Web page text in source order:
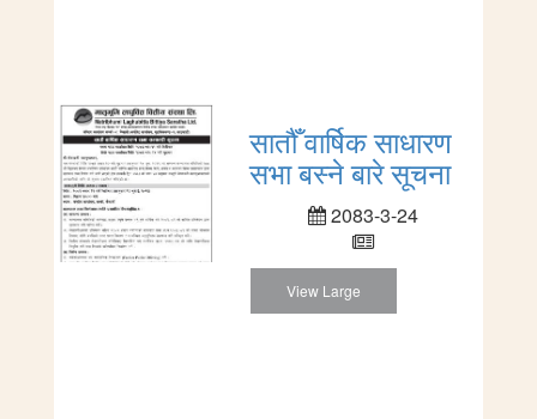
सातौँ वार्षिक साधारण
सभा बस्ने बारे सूचना
2083-3-24
View Large